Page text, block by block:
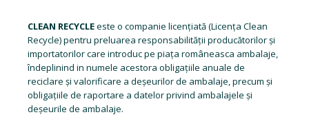
CLEAN RECYCLEeste o companie licențiată (Licența Clean
Recycle) pentru preluarea responsabilității producătorilor și
importatorilor care introduc pe piața româneasca ambalaje,
îndeplinind in numele acestora obligațiile anuale de
reciclare și valorificare a deșeurilor de ambalaje, precum și
obligațiile de raportare a datelor privind ambalajele și
deșeurile de ambalaje.